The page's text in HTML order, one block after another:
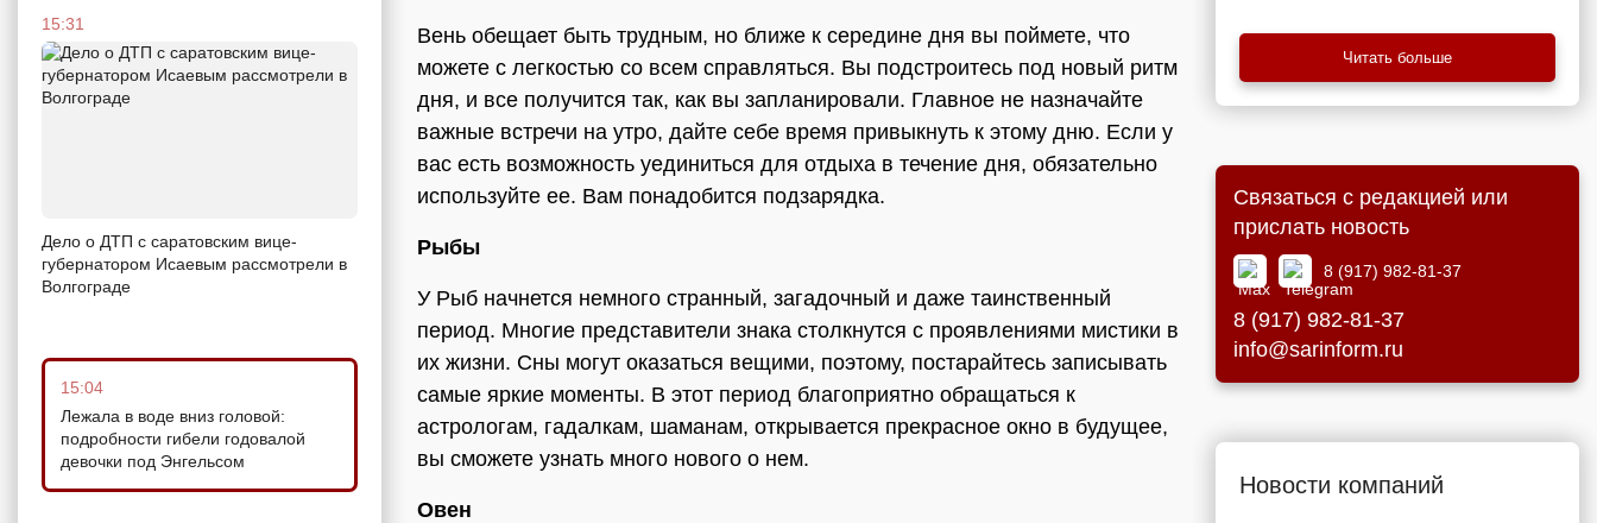
15:31
Дело о ДТП с саратовским вице-
губернатором Исаевым рассмотрели в
Волгограде
15:04
Лежала в воде вниз головой:
подробности гибели годовалой
девочки под Энгельсом
Вень обещает быть трудным, но ближе к середине дня вы поймете, что
можете с легкостью со всем справляться. Вы подстроитесь под новый ритм
дня, и все получится так, как вы запланировали. Главное не назначайте
важные встречи на утро, дайте себе время привыкнуть к этому дню. Если у
вас есть возможность уединиться для отдыха в течение дня, обязательно
используйте ее. Вам понадобится подзарядка.
Рыбы
У Рыб начнется немного странный, загадочный и даже таинственный
период. Многие представители знака столкнутся с проявлениями мистики в
их жизни. Сны могут оказаться вещими, поэтому, постарайтесь записывать
самые яркие моменты. В этот период благоприятно обращаться к
астрологам, гадалкам, шаманам, открывается прекрасное окно в будущее,
вы сможете узнать много нового о нем.
Овен
Читать больше
Связаться с редакцией или
прислать новость
8 (917) 982-81-37
8 (917) 982-81-37
info@sarinform.ru
Новости компаний